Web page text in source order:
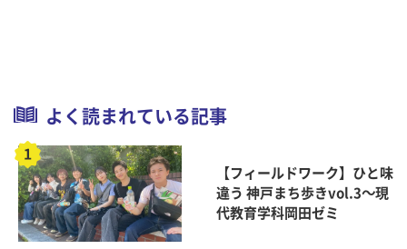
よく読まれている記事
【フィールドワーク】ひと味
違う 神戸まち歩きvol.3～現
代教育学科岡田ゼミ